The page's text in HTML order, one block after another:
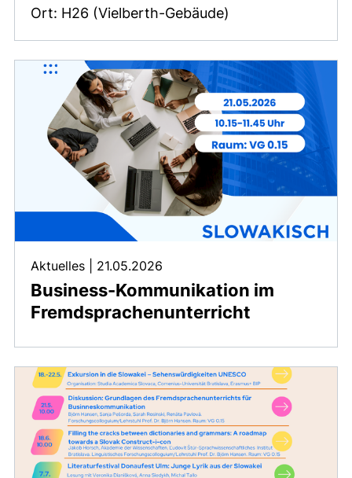
Ort: H26 (Vielberth-Gebäude)
Business-Kommunikation im
Fremdsprachenunterricht
Aktuelles 21.05.2026